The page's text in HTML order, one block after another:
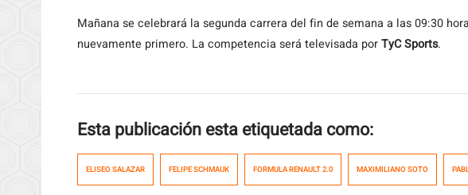
Mañana se celebrará la segunda carrera del fin de semana a las 09:30
nuevamente primero. La competencia será televisada porTyC Sports.
Esta publicación esta etiquetada como:
ELISEO SALAZAR FELIPE SCHMAUK FORMULA RENAULT 2.0 MAXIMILIANO SOTO